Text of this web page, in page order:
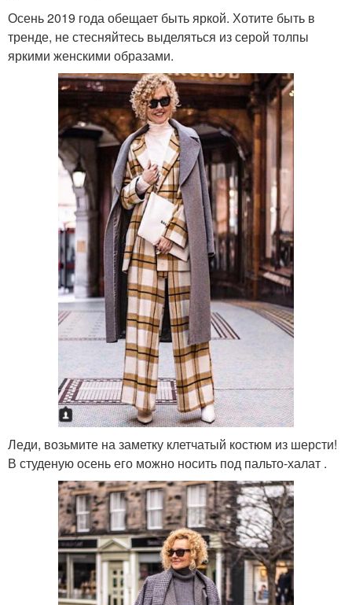
Осень 2019 года обещает быть яркой. Хотите быть в
тренде, не стесняйтесь выделяться из серой толпы
яркими женскими образами.
Леди, возьмите на заметку клетчатый костюм из шерсти!
В студеную осень его можно носить под пальто-халат .